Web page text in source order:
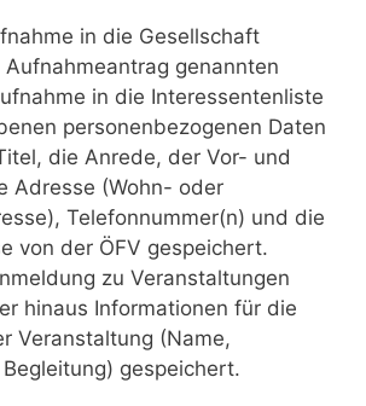
in die Gesellschaft
genannten
in die Interessentenliste
personenbezogenen Daten
die Anrede, der Vor- und
Adresse (Wohn- oder
Telefonnummer(n) und die
von der ÖFV gespeichert.
zu Veranstaltungen
hinaus Informationen für die
Veranstaltung (Name,
gespeichert.